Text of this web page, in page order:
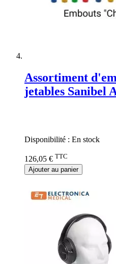
Assortiment
jetables Sanibel
Disponibilité : En stock
126,05 € TTC
Ajouter au panier